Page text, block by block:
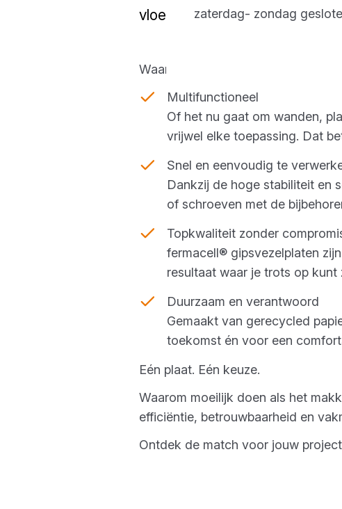
vloerelementen kun je voor
Waarom kiezen voor fermacell®?
Multifunctioneel
Of het nu gaat om wanden,
vrijwel elke toepassing. Dat
Snel en eenvoudig te
Dankzij de hoge stabiliteit en
of schroeven met de
Topkwaliteit zonder
fermacell® gipsvezelplaten
resultaat waar je trots op
Duurzaam en verantwoord
Gemaakt van gerecycled
toekomst én voor een
Eén plaat. Eén keuze.
Waarom moeilijk doen als het
efficiëntie, betrouwbaarheid en
Ontdek de match voor jouw
zaterdag- zondag